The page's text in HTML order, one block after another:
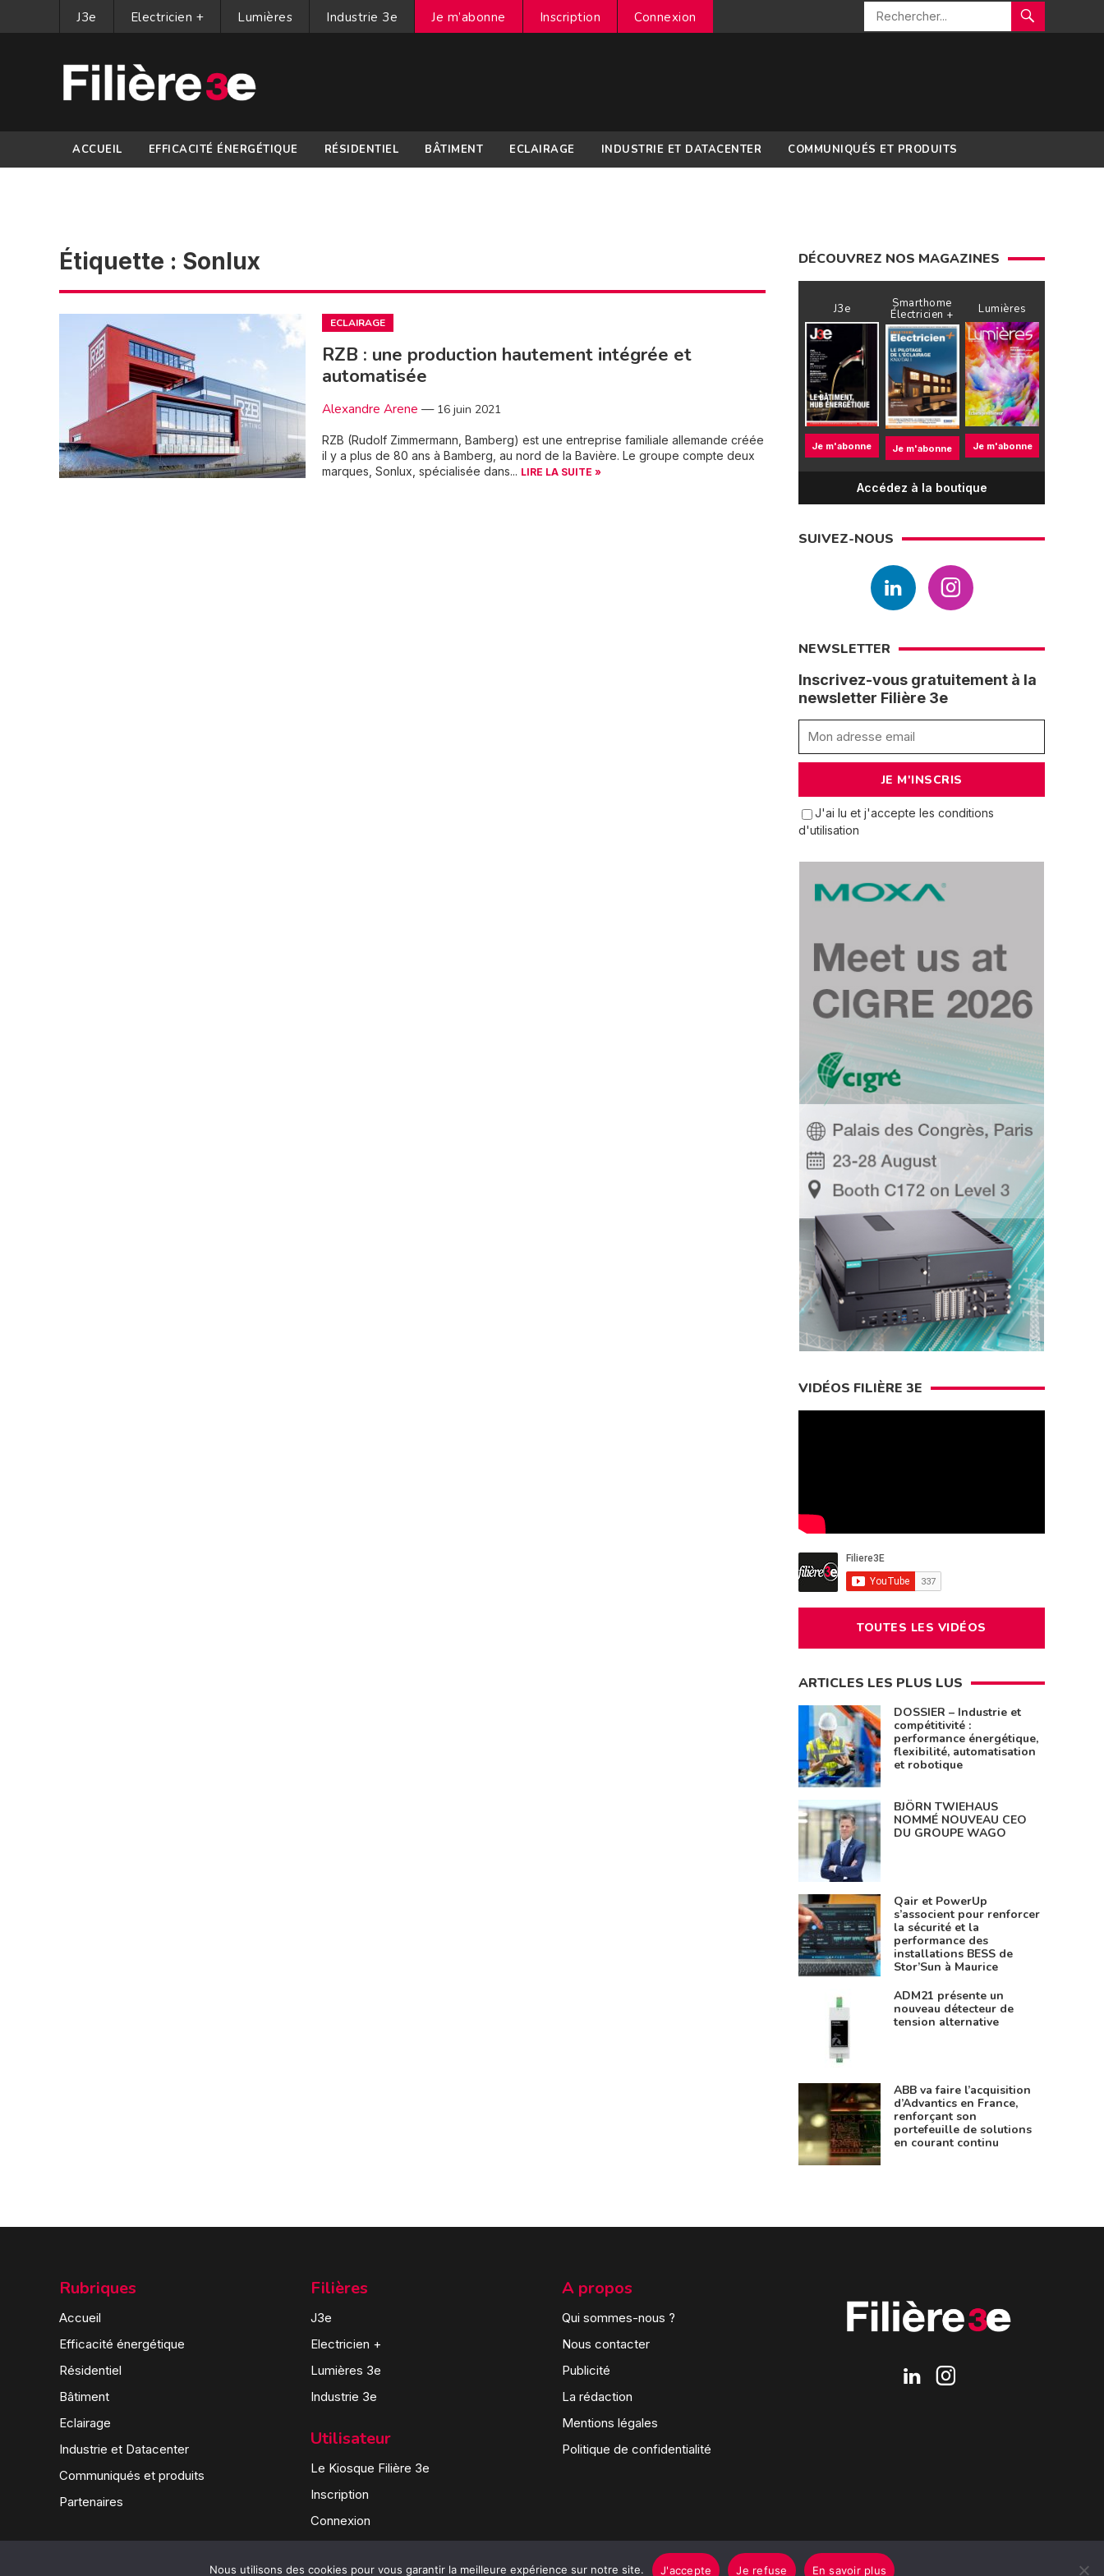
J3e Electricien + Lumières Industrie 3e Je m’abonne Inscription Connexion
ACCUEIL EFFICACITÉ ÉNERGÉTIQUE RÉSIDENTIEL BÂTIMENT ECLAIRAGE INDUSTRIE ET DATACENTER COMMUNIQUÉS ET PRODUITS
Étiquette : Sonlux
ECLAIRAGE
RZB : une production hautement intégrée et
automatisée
Alexandre Arene — 16 juin 2021
RZB (Rudolf Zimmermann, Bamberg) est une entreprise familiale allemande créée
il y a plus de 80 ans à Bamberg, au nord de la Bavière. Le groupe compte deux
marques, Sonlux, spécialisée dans... LIRE LA SUITE »
DÉCOUVREZ NOS MAGAZINES
J3e
Je m'abonne
Smarthome
Électricien +
Je m'abonne
Lumières
Je m'abonne
Accédez à la boutique
SUIVEZ-NOUS
NEWSLETTER
Inscrivez-vous gratuitement à la
newsletter Filière 3e
J'ai lu et j'accepte les conditions
d'utilisation
VIDÉOS FILIÈRE 3E
TOUTES LES VIDÉOS
ARTICLES LES PLUS LUS
DOSSIER – Industrie et
compétitivité :
performance énergétique,
flexibilité, automatisation
et robotique
BJÖRN TWIEHAUS
NOMMÉ NOUVEAU CEO
DU GROUPE WAGO
Qair et PowerUp
s’associent pour renforcer
la sécurité et la
performance des
installations BESS de
Stor’Sun à Maurice
ADM21 présente un
nouveau détecteur de
tension alternative
ABB va faire l’acquisition
d’Advantics en France,
renforçant son
portefeuille de solutions
en courant continu
Rubriques
Accueil
Efficacité énergétique
Résidentiel
Bâtiment
Eclairage
Industrie et Datacenter
Communiqués et produits
Partenaires
Filières
J3e
Electricien +
Lumières 3e
Industrie 3e
Utilisateur
Le Kiosque Filière 3e
Inscription
Connexion
A propos
Qui sommes-nous ?
Nous contacter
Publicité
La rédaction
Mentions légales
Politique de confidentialité
Nous utilisons des cookies pour vous garantir la meilleure expérience sur notre site. J'accepte Je refuse En savoir plus